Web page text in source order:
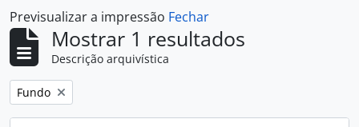
Previsualizar a impressão Fechar
Mostrar 1 resultados
Descrição arquivística
Remover filtro:
Fundo